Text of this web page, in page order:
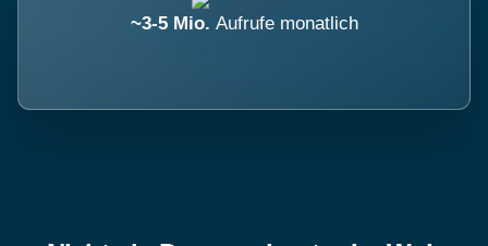
~3-5 Mio. Aufrufe monatlich